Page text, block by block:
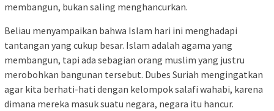
membangun, bukan saling menghancurkan.
Beliau menyampaikan bahwa Islam hari ini menghadapi
tantangan yang cukup besar. Islam adalah agama yang
membangun, tapi ada sebagian orang muslim yang justru
merobohkan bangunan tersebut. Dubes Suriah mengingatkan
agar kita berhati-hati dengan kelompok salafi wahabi, karena
dimana mereka masuk suatu negara, negara itu hancur.